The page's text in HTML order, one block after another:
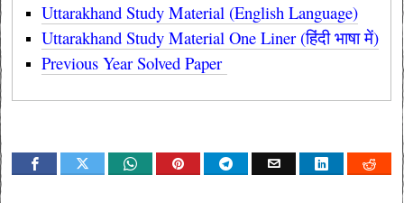
Uttarakhand Study Material (English Language)
Uttarakhand Study Material One Liner (हिंदी भाषा में)
Previous Year Solved Paper